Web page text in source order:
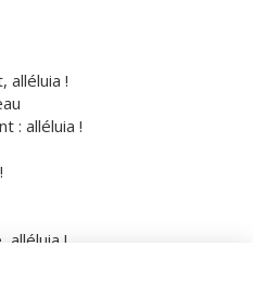
alléluia !
: alléluia !
alléluia !